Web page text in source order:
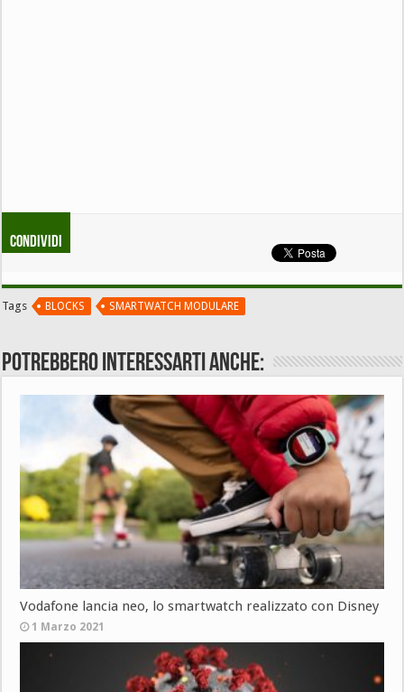
Condividi
Tags BLOCKS SMARTWATCH MODULARE
Potrebbero interessarti anche:
Vodafone lancia neo, lo smartwatch realizzato con Disney
1 Marzo 2021